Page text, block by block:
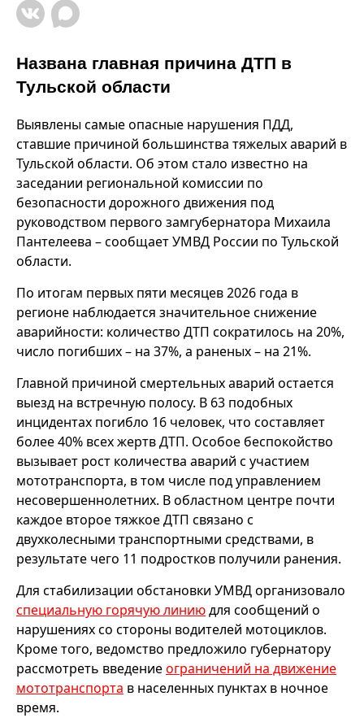
Названа главная причина ДТП в
Тульской области
Выявлены самые опасные нарушения ПДД,
ставшие причиной большинства тяжелых аварий в
Тульской области. Об этом стало известно на
заседании региональной комиссии по
безопасности дорожного движения под
руководством первого замгубернатора Михаила
Пантелеева – сообщает УМВД России по Тульской
области.
По итогам первых пяти месяцев 2026 года в
регионе наблюдается значительное снижение
аварийности: количество ДТП сократилось на 20%,
число погибших – на 37%, а раненых – на 21%.
Главной причиной смертельных аварий остается
выезд на встречную полосу. В 63 подобных
инцидентах погибло 16 человек, что составляет
более 40% всех жертв ДТП. Особое беспокойство
вызывает рост количества аварий с участием
мототранспорта, в том числе под управлением
несовершеннолетних. В областном центре почти
каждое второе тяжкое ДТП связано с
двухколесными транспортными средствами, в
результате чего 11 подростков получили ранения.
Для стабилизации обстановки УМВД организовало
специальную горячую линиюдля сообщений о
нарушениях со стороны водителей мотоциклов.
Кроме того, ведомство предложило губернатору
рассмотреть введениеограничений на движение
мототранспорта в населенных пунктах в ночное
время.